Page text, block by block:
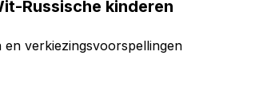
Russische kinderen